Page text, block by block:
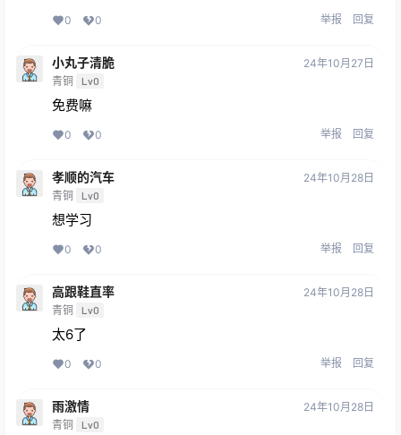
0 0 举报 回复
小丸子清脆
青铜 Lv0
24年10月27日
免费嘛
0 0 举报 回复
孝顺的汽车
青铜 Lv0
24年10月28日
想学习
0 0 举报 回复
高跟鞋直率
青铜 Lv0
24年10月28日
太6了
0 0 举报 回复
雨激情
青铜 Lv0
24年10月28日